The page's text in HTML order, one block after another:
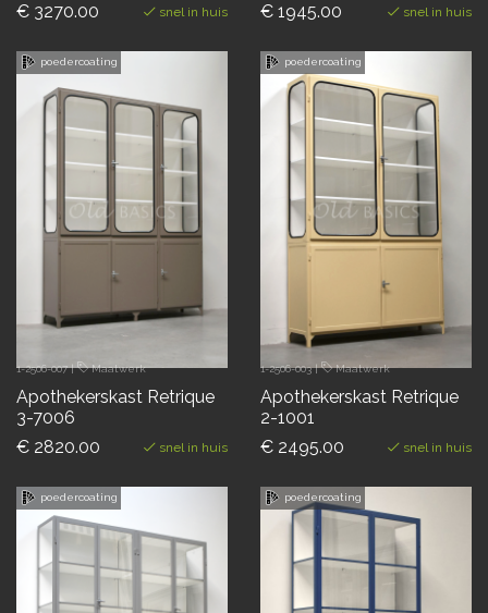
€ 3270.00
snel in huis
€ 1945.00
snel in huis
poedercoating
1-2506-007| Maatwerk
Apothekerskast Retrique
3-7006
€ 2820.00
snel in huis
poedercoating
1-2506-003| Maatwerk
Apothekerskast Retrique
2-1001
€ 2495.00
snel in huis
poedercoating poedercoating